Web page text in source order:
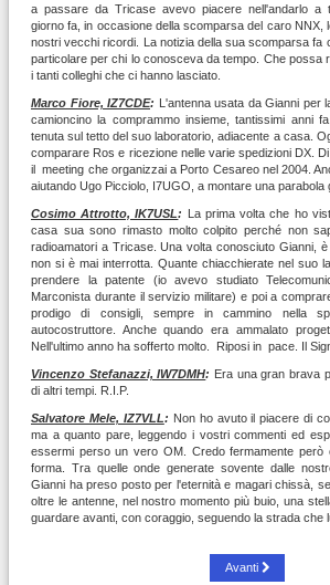
a passare da Tricase avevo piacere nell'andarlo a
giorno fa, in occasione della scomparsa del caro NNX,
nostri vecchi ricordi. La notizia della sua scomparsa fa
particolare per chi lo conosceva da tempo. Che possa
i tanti colleghi che ci hanno lasciato.
Marco Fiore, IZ7CDE: L'antenna usata da Gianni per
camioncino la comprammo insieme, tantissimi anni
tenuta sul tetto del suo laboratorio, adiacente a casa.
comparare Ros e ricezione nelle varie spedizioni DX.
il meeting che organizzai a Porto Cesareo nel 2004.
aiutando Ugo Picciolo, I7UGO, a montare una parabola
Cosimo Attrotto, IK7USL: La prima volta che ho
casa sua sono rimasto molto colpito perché non
radioamatori a Tricase. Una volta conosciuto Gianni,
non si è mai interrotta. Quante chiacchierate nel suo
prendere la patente (io avevo studiato
Marconista durante il servizio militare) e poi a
prodigo di consigli, sempre in cammino nella
autocostruttore. Anche quando era ammalato
Nell'ultimo anno ha sofferto molto. Riposi in pace. Il
Vincenzo Stefanazzi, IW7DMH: Era una gran brava
di altri tempi. R.I.P.
Salvatore Mele, IZ7VLL: Non ho avuto il piacere di
ma a quanto pare, leggendo i vostri commenti ed
essermi perso un vero OM. Credo fermamente però
forma. Tra quelle onde generate sovente dalle
Gianni ha preso posto per l'eternità e magari chissà,
oltre le antenne, nel nostro momento più buio, una
guardare avanti, con coraggio, seguendo la strada che
Avanti